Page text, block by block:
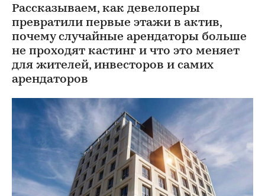
Рассказываем, как девелоперы
превратили первые этажи в актив,
почему случайные арендаторы больше
не проходят кастинг и что это меняет
для жителей, инвесторов и самих
арендаторов